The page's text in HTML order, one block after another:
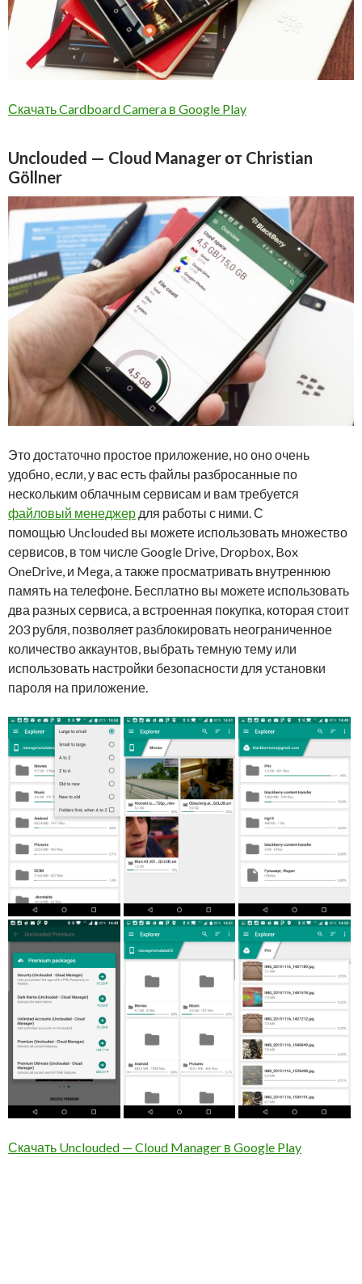
Скачать Cardboard Camera в Google Play
Unclouded — Cloud Manager от Christian
Göllner
Это достаточно простое приложение, но оно очень
удобно, если, у вас есть файлы разбросанные по
нескольким облачным сервисам и вам требуется
файловый менеджер для работы с ними. С
помощью Unclouded вы можете использовать множество
сервисов, в том числе Google Drive, Dropbox, Box
OneDrive, и Mega, а также просматривать внутреннюю
память на телефоне. Бесплатно вы можете использовать
два разных сервиса, а встроенная покупка, которая стоит
203 рубля, позволяет разблокировать неограниченное
количество аккаунтов, выбрать темную тему или
использовать настройки безопасности для установки
пароля на приложение.
Скачать Unclouded — Cloud Manager в Google Play